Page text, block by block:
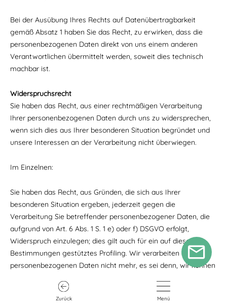
Bei der Ausübung Ihres Rechts auf Datenübertragbarkeit
gemäß Absatz 1 haben Sie das Recht, zu erwirken, dass die
personenbezogenen Daten direkt von uns einem anderen
Verantwortlichen übermittelt werden, soweit dies technisch
machbar ist.
Widerspruchsrecht
Sie haben das Recht, aus einer rechtmäßigen Verarbeitung
Ihrer personenbezogenen Daten durch uns zu widersprechen,
wenn sich dies aus Ihrer besonderen Situation begründet und
unsere Interessen an der Verarbeitung nicht überwiegen.
Im Einzelnen:
Sie haben das Recht, aus Gründen, die sich aus Ihrer
besonderen Situation ergeben, jederzeit gegen die
Verarbeitung Sie betreffender personenbezogener Daten, die
aufgrund von Art. 6 Abs. 1 S. 1 e) oder f) DSGVO erfolgt,
Widerspruch einzulegen; dies gilt auch für ein auf diese
Bestimmungen gestütztes Profiling. Wir verarbeiten die
personenbezogenen Daten nicht mehr, es sei denn, wir können
nachweisen, die Ihre Interessen, Rechte und Freiheiten
überwiegen, oder die Verarbeitung dient der Geltendmachung,
Zurück Menü